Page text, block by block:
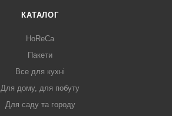
КАТАЛОГ
HoReCa
Пакети
Все для кухні
Для дому, для побуту
Для саду та городу